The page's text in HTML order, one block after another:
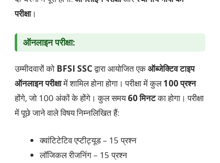
परीक्षा।
ऑनलाइन परीक्षा:
उम्मीदवारों को BFSI SSCद्वारा आयोजित एकऑब्जेक्टिव टाइप
ऑनलाइन परीक्षामें शामिल होना होगा। परीक्षा में कुल100 प्रश्न
होंगे, जो 100 अंकों के होंगे। कुल समय60 मिनटका होगा। परीक्षा
में पूछे जाने वाले विषय निम्नलिखित हैं:
क्वांटिटेटिव एप्टीट्यूड – 15 प्रश्न
लॉजिकल रीजनिंग – 15 प्रश्न